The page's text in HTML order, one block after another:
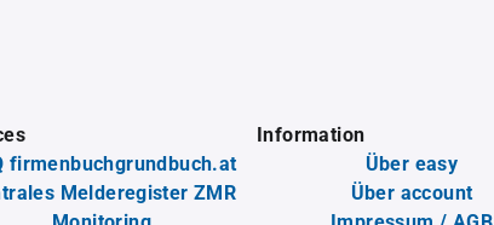
firmenbuchgrundbuch.at
Melderegister ZMR
Information
Über easy
Über account